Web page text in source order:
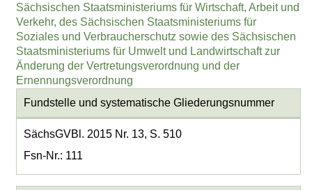
Sächsischen Staatsministeriums für Wirtschaft, Arbeit und
Verkehr, des Sächsischen Staatsministeriums für
Soziales und Verbraucherschutz sowie des Sächsischen
Staatsministeriums für Umwelt und Landwirtschaft zur
Änderung der Vertretungsverordnung und der
Ernennungsverordnung
Fundstelle und systematische Gliederungsnummer
SächsGVBl. 2015 Nr. 13, S. 510
Fsn-Nr.: 111